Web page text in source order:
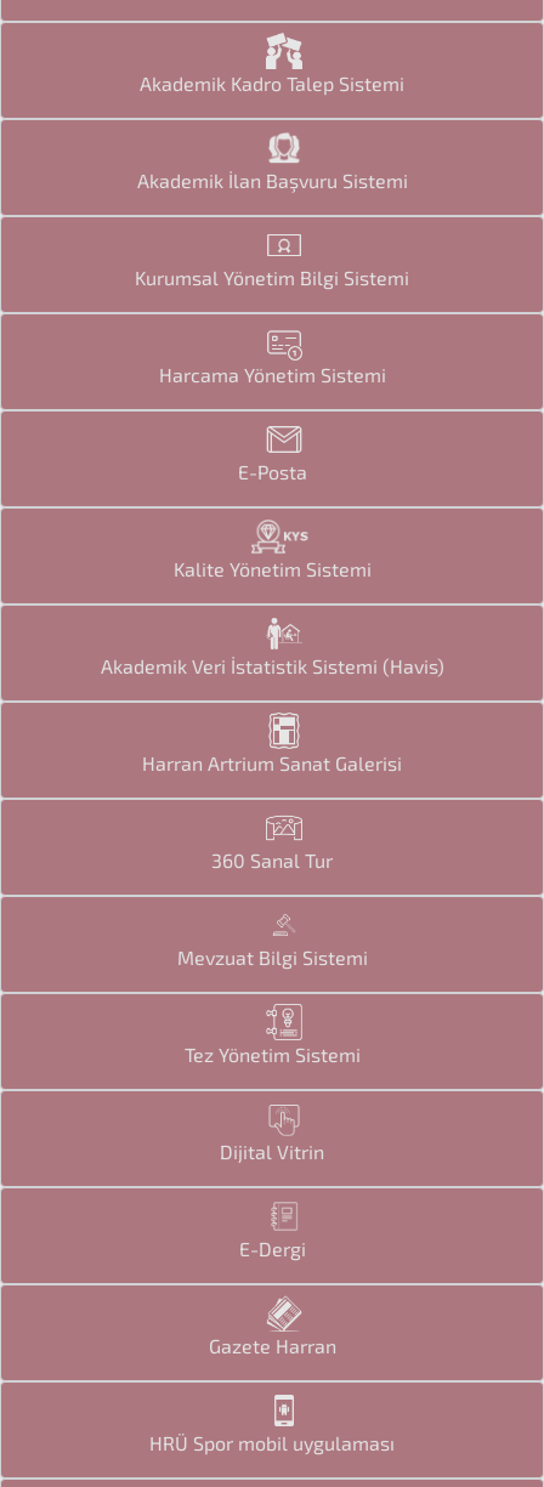
Akademik Kadro Talep Sistemi
Akademik İlan Başvuru Sistemi
Kurumsal Yönetim Bilgi Sistemi
Harcama Yönetim Sistemi
E-Posta
Kalite Yönetim Sistemi
Akademik Veri İstatistik Sistemi (Havis)
Harran Artrium Sanat Galerisi
360 Sanal Tur
Mevzuat Bilgi Sistemi
Tez Yönetim Sistemi
Dijital Vitrin
E-Dergi
Gazete Harran
HRÜ Spor mobil uygulaması